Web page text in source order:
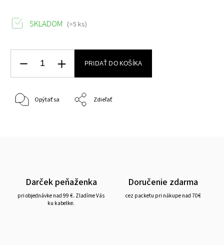
SKLADOM (>5 ks)
PRIDAŤ DO KOŠÍKA
Opýtať sa Zdieľať
Darček peňaženka
pri objednávke nad 99 €. Zladíme Vás
ku kabelke.
Doručenie zdarma
cez packetu pri nákupe nad 70€